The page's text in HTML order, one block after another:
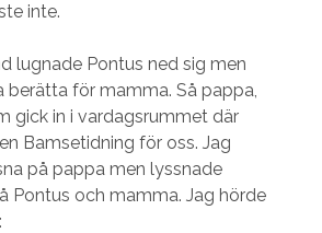
inte.
lugnade Pontus ned sig men
berätta för mamma. Så pappa,
gick in i vardagsrummet där
Bamsetidning för oss. Jag
på pappa men lyssnade
Pontus och mamma. Jag hörde